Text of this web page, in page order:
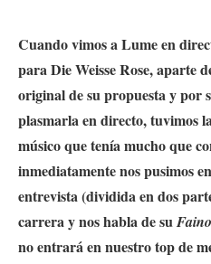
Cuando vimos a Lume en
para Die Weisse Rose, aparte
original de su propuesta y por
plasmarla en directo, tuvimos
músico que tenía mucho que
inmediatamente nos pusimos
entrevista (dividida en dos
carrera y nos habla de su
no entrará en nuestro top de